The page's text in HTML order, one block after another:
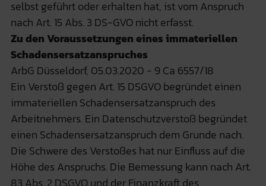
selbst geführt oder erhalten hat, ist vom Anspruch
nach Art. 15 Abs. 3 DS-GVO nicht erfasst.
Zu den Voraussetzungen eines immateriellen
Schadensersatzanspruches
ArbG Düsseldorf, 05.03.2020 - 9 Ca 6557/18
Ein Verstoß gegen Art. 15 DSGVO begründet einen
immateriellen Schadensersatzanspruch des
Arbeitnehmers. Ein Datenschutzverstoß begründet
einen Schadensersatzanspruch dem Grunde nach.
Die Schwere des Verstoßes hat nur Einfluss auf die
Höhe des Anspruchs. Die Bemessung kann nach Art.